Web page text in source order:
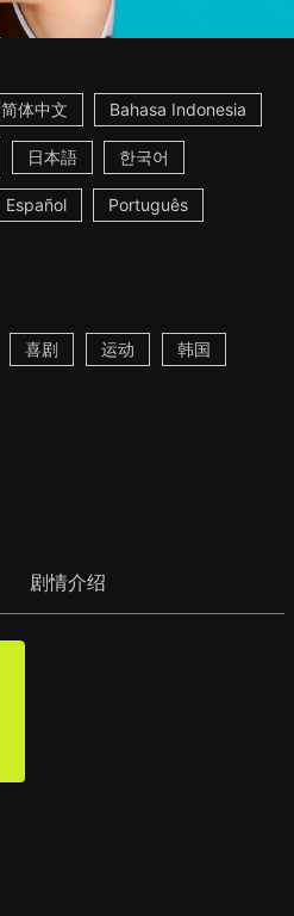
简体中文 Bahasa Indonesia
日本語 한국어
Español Português
喜剧 运动 韩国
剧情介绍